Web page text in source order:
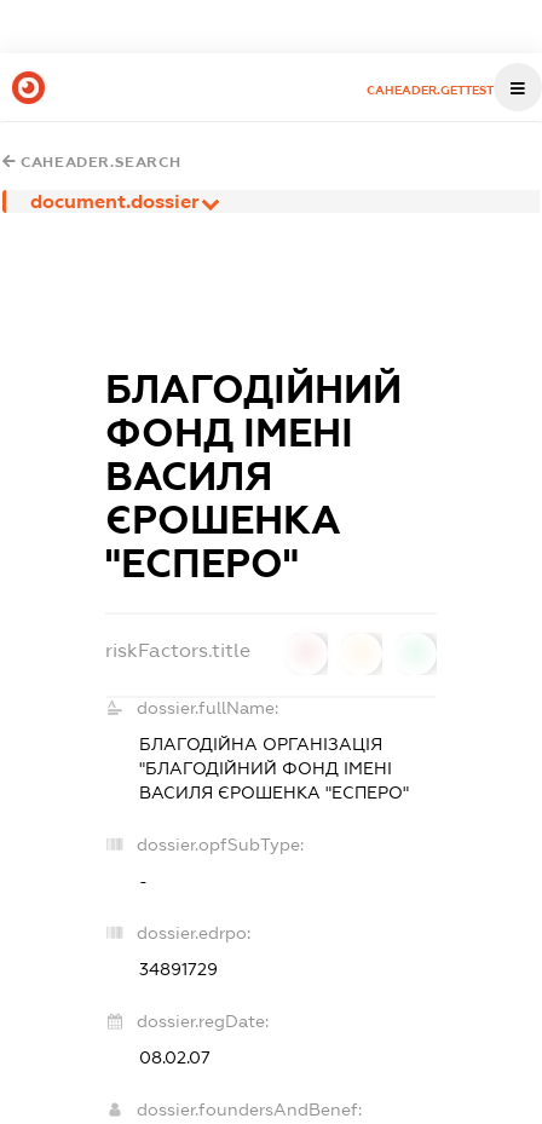
CAHEADER.GETTEST
CAHEADER.SEARCH
document.dossier
БЛАГОДІЙНИЙ
ФОНД ІМЕНІ
ВАСИЛЯ
ЄРОШЕНКА
"ЕСПЕРО"
riskFactors.title
dossier.fullName:
БЛАГОДІЙНА ОРГАНІЗАЦІЯ
"БЛАГОДІЙНИЙ ФОНД ІМЕНІ
ВАСИЛЯ ЄРОШЕНКА "ЕСПЕРО"
dossier.opfSubType:
-
dossier.edrpo:
34891729
dossier.regDate:
08.02.07
dossier.foundersAndBenef: